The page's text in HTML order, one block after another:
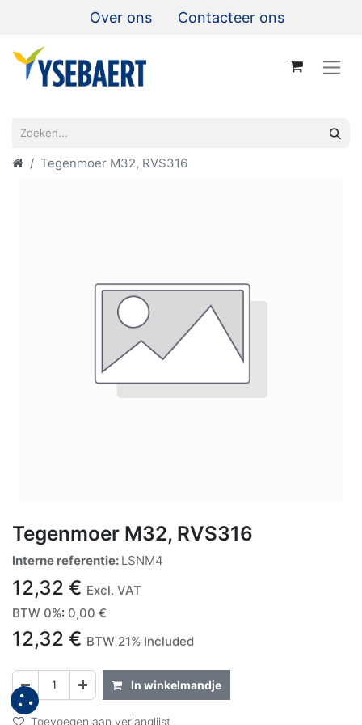
Over ons Contacteer ons
Tegenmoer M32, RVS316
Tegenmoer M32, RVS316
Interne referentie: LSNM4
12,32 € Excl. VAT
BTW 0%: 0,00 €
12,32 € BTW 21% Included
In winkelmandje
Toevoegen aan verlanglijst